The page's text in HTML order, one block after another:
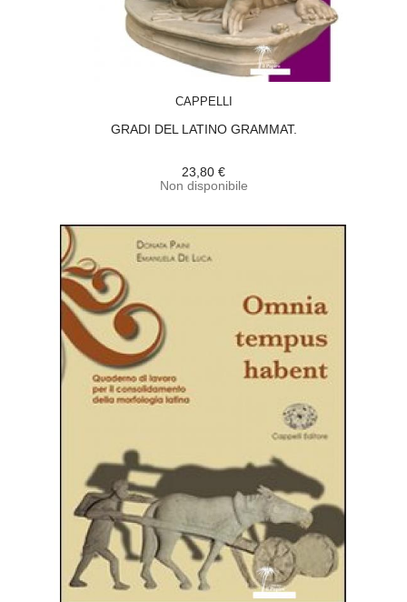
CAPPELLI
GRADI DEL LATINO GRAMMAT.
23,80 €
Non disponibile